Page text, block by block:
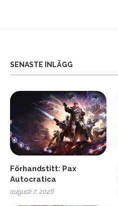
SENASTE INLÄGG
Förhandstitt: Pax
Autocratica
augusti 7, 2026